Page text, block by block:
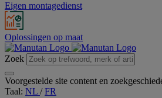
Eigen montagedienst
Oplossingen op maat
Zoek
Voorgestelde site content en
Taal: NL /FR